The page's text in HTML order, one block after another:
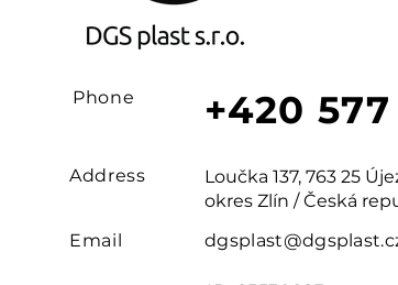
Phone
Address
Email
+420
Loučka 137, 763 25
okres Zlín / Česká